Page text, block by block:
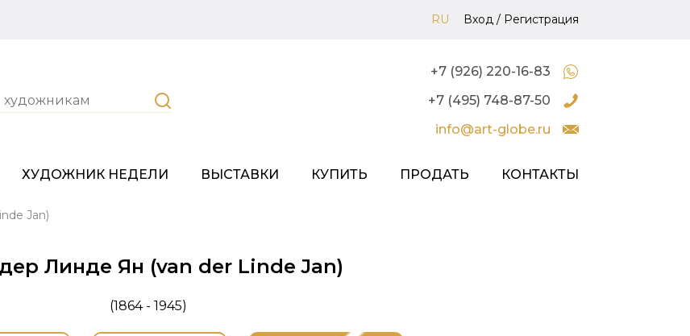
RU Вход / Регистрация
+7 (926) 220-16-83
+7 (495) 748-87-50
info@art-globe.ru
ХУДОЖНИК НЕДЕЛИ ВЫСТАВКИ КУПИТЬ ПРОДАТЬ КОНТАКТЫ
Jan)
Линде Ян (van der Linde Jan)
(1864 - 1945)